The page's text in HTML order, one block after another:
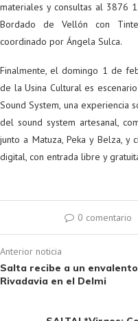
materiales y consultas al 3876
Bordado de Vellón con
coordinado por Ángela Sulca.
Finalmente, el domingo 1 de
de la Usina Cultural es
Sound System, una experiencia
del sound system artesanal,
junto a Matuza, Peka y Belza, y
digital, con entrada libre y
0 comentario
Anterior noticia
Salta recibe a un
Rivadavia en el Delmi